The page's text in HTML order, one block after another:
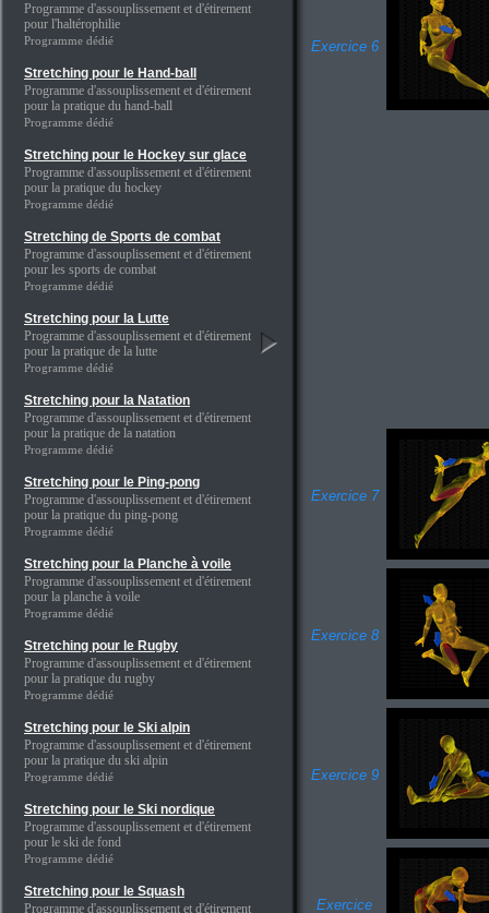
Programme d'assouplissement et d'étirement
pour l'haltérophilie
Programme dédié
Stretching pour le Hand-ball
Programme d'assouplissement et d'étirement
pour la pratique du hand-ball
Programme dédié
Stretching pour le Hockey sur glace
Programme d'assouplissement et d'étirement
pour la pratique du hockey
Programme dédié
Stretching de Sports de combat
Programme d'assouplissement et d'étirement
pour les sports de combat
Programme dédié
Stretching pour la Lutte
Programme d'assouplissement et d'étirement
pour la pratique de la lutte
Programme dédié
Stretching pour la Natation
Programme d'assouplissement et d'étirement
pour la pratique de la natation
Programme dédié
Stretching pour le Ping-pong
Programme d'assouplissement et d'étirement
pour la pratique du ping-pong
Programme dédié
Stretching pour la Planche à voile
Programme d'assouplissement et d'étirement
pour la planche à voile
Programme dédié
Stretching pour le Rugby
Programme d'assouplissement et d'étirement
pour la pratique du rugby
Programme dédié
Stretching pour le Ski alpin
Programme d'assouplissement et d'étirement
pour la pratique du ski alpin
Programme dédié
Stretching pour le Ski nordique
Programme d'assouplissement et d'étirement
pour le ski de fond
Programme dédié
Stretching pour le Squash
Programme d'assouplissement et d'étirement
Exercice 6
Exercice 7
Exercice 8
Exercice 9
Exercice